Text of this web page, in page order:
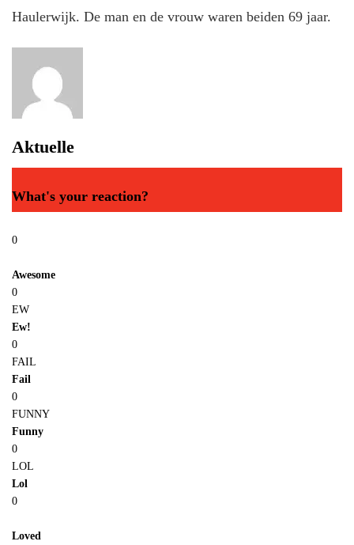
Haulerwijk. De man en de vrouw waren beiden 69 jaar.
Aktuelle
What's your reaction?
0
Awesome
0
EW
Ew!
0
FAIL
Fail
0
FUNNY
Funny
0
LOL
Lol
0
Loved